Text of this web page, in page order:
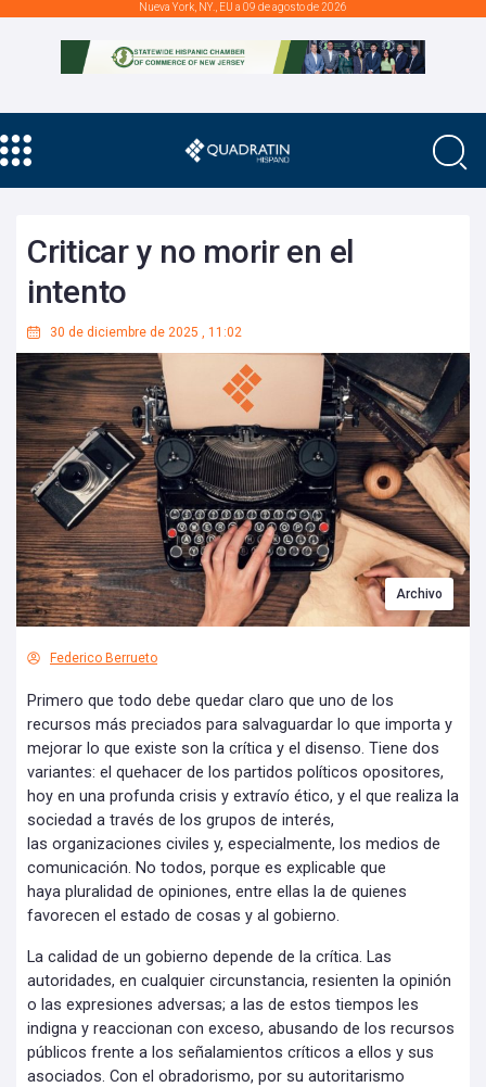
Nueva York, NY., EU a 09 de agosto de 2026
Criticar y no morir en el
intento
30 de diciembre de 2025 , 11:02
Archivo
Federico Berrueto
Primero que todo debe quedar claro que uno de los
recursos más preciados para salvaguardar lo que importa y
mejorar lo que existe son la crítica y el disenso. Tiene dos
variantes: el quehacer de los partidos políticos opositores,
hoy en una profunda crisis y extravío ético, y el que realiza la
sociedad a través de los grupos de interés,
las organizaciones civiles y, especialmente, los medios de
comunicación. No todos, porque es explicable que
haya pluralidad de opiniones, entre ellas la de quienes
favorecen el estado de cosas y al gobierno.
La calidad de un gobierno depende de la crítica. Las
autoridades, en cualquier circunstancia, resienten la opinión
o las expresiones adversas; a las de estos tiempos les
indigna y reaccionan con exceso, abusando de los recursos
públicos frente a los señalamientos críticos a ellos y sus
asociados. Con el obradorismo, por su autoritarismo